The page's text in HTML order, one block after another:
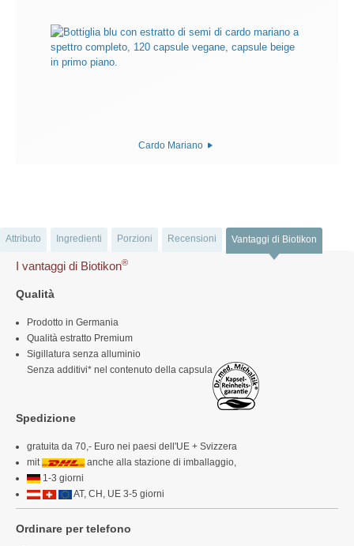
Cardo Mariano
Attributo Ingredienti Porzioni Recensioni Vantaggi di Biotikon
I vantaggi di Biotikon®
Qualità
Prodotto in Germania
Qualità estratto Premium
Sigillatura senza alluminio
Senza additivi* nel contenuto della capsula
Spedizione
gratuita da 70,- Euro nei paesi dell'UE + Svizzera
mit
anche alla stazione di imballaggio,
1-3 giorni
AT, CH, UE 3-5 giorni
Ordinare per telefono